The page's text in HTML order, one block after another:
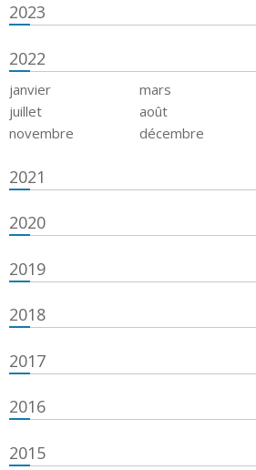
2023
2022
janvier mars
juillet
août
novembre
décembre
2021
2020
2019
2018
2017
2016
2015